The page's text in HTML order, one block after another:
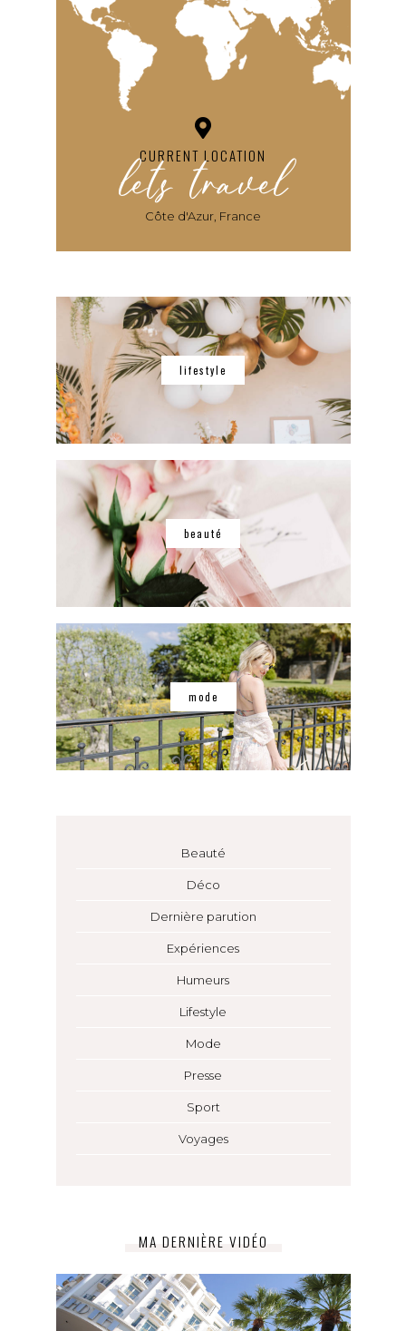
CURRENT LOCATION
lets travel
Côte d'Azur, France
lifestyle
beauté
mode
Beauté
Déco
Dernière parution
Expériences
Humeurs
Lifestyle
Mode
Presse
Sport
Voyages
MA DERNIÈRE VIDÉO